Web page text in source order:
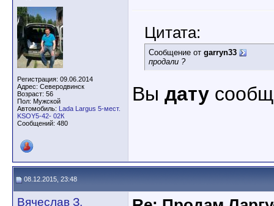
Регистрация: 09.06.2014
Адрес: Северодвинск
Возраст: 56
Пол: Мужской
Автомобиль: Lada Largus 5-мест.
KSOY5-42- 02К
Сообщений: 480
Цитата:
Сообщение от garryn33
продали ?
Вы дату
08.12.2015, 23:48
Вячеслав З.